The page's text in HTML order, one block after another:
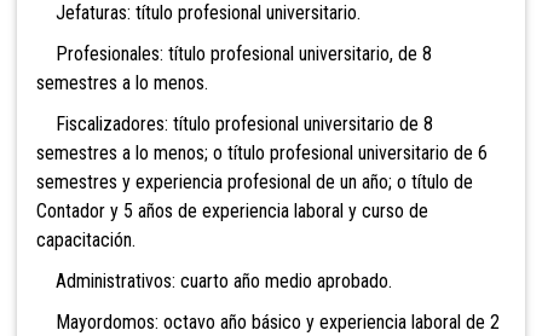
Jefaturas: título profesional universitario.
Profesionales: título profesional universitario, de 8
semestres a lo menos.
Fiscalizadores: título profesional universitario de 8
semestres a lo menos; o título profesional universitario de 6
semestres y experiencia profesional de un año; o título de
Contador y 5 años de experiencia laboral y curso de
capacitación.
Administrativos: cuarto año medio aprobado.
Mayordomos: octavo año básico y experiencia laboral de 2